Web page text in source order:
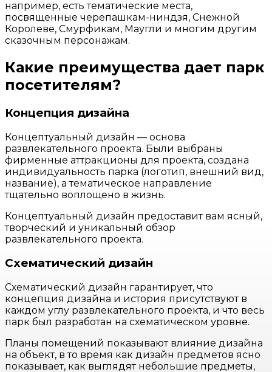
например, есть тематические места,
посвященные черепашкам-ниндзя, Снежной
Королеве, Смурфикам, Маугли и многим другим
сказочным персонажам.
Какие преимущества дает парк
посетителям?
Концепция дизайна
Концептуальный дизайн — основа
развлекательного проекта. Были выбраны
фирменные аттракционы для проекта, создана
индивидуальность парка (логотип, внешний вид,
название), а тематическое направление
тщательно воплощено в жизнь.
Концептуальный дизайн предоставит вам ясный,
творческий и уникальный обзор
развлекательного проекта.
Схематический дизайн
Схематический дизайн гарантирует, что
концепция дизайна и история присутствуют в
каждом углу развлекательного проекта, и что весь
парк был разработан на схематическом уровне.
Планы помещений показывают влияние дизайна
на объект, в то время как дизайн предметов ясно
показывает, как выглядят небольшие предметы,